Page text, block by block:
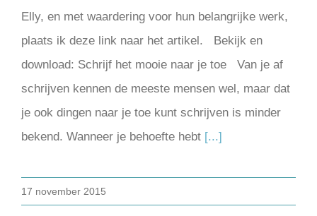
Elly, en met waardering voor hun belangrijke werk,
plaats ik deze link naar het artikel. Bekijk en
download: Schrijf het mooie naar je toe Van je af
schrijven kennen de meeste mensen wel, maar dat
je ook dingen naar je toe kunt schrijven is minder
bekend. Wanneer je behoefte hebt [...]
17 november 2015